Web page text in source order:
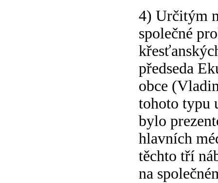
4) Určitým
společné
předseda
obce
tohoto typu
bylo
hlavních
těchto tří
na